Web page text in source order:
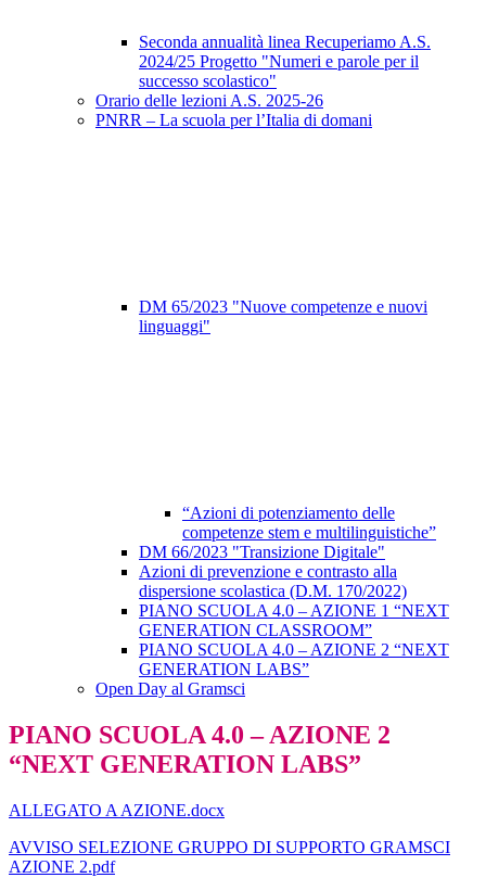
Seconda annualità linea Recuperiamo A.S.
2024/25 Progetto "Numeri e parole per il
successo scolastico"
Orario delle lezioni A.S. 2025-26
PNRR – La scuola per l’Italia di domani
DM 65/2023 "Nuove competenze e nuovi
linguaggi"
“Azioni di potenziamento delle
competenze stem e multilinguistiche”
DM 66/2023 "Transizione Digitale"
Azioni di prevenzione e contrasto alla
dispersione scolastica (D.M. 170/2022)
PIANO SCUOLA 4.0 – AZIONE 1 “NEXT
GENERATION CLASSROOM”
PIANO SCUOLA 4.0 – AZIONE 2 “NEXT
GENERATION LABS”
Open Day al Gramsci
PIANO SCUOLA 4.0 – AZIONE 2
“NEXT GENERATION LABS”
ALLEGATO A AZIONE.docx
AVVISO SELEZIONE GRUPPO DI SUPPORTO GRAMSCI
AZIONE 2.pdf